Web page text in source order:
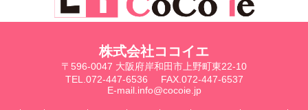
株式会社ココイエ
〒596-0047 大阪府岸和田市上野町東22-10
TEL.072-447-6536
FAX.072-447-6537
E-mail.info@cocoie.jp